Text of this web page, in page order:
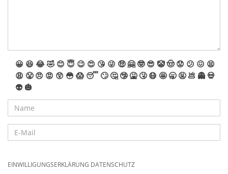
😀 😆 😂🤣 😊 😇 😉 😍 😘 😜 🤑 🤗 🤓 😎 🤡🤠 😟 😕 😖 😫
😩 😤 😠 😡 😲 😳 😱 😴 🙄 🤔 🤥 🤮 🤧 😷 🤩 🥱 🤬 💩 👻 💀
👽 🎃
EINWILLIGUNGSERKLÄRUNG DATENSCHUTZ